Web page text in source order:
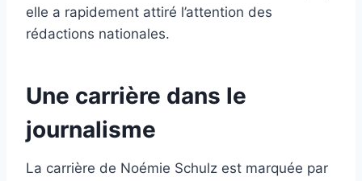
elle a rapidement attiré l’attention des
rédactions nationales.
Une carrière dans le
journalisme
La carrière de Noémie Schulz est marquée par